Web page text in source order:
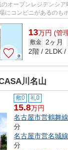
オープンレジデンシ
にコンビニがあるのも
などが備わっ...
13万円 (管
敷金 2ヶ月
2階 / 2LDK /
川名山
敷0 礼0
15.8万円
名古屋市営鶴舞線
分
名古屋市営名城線
分